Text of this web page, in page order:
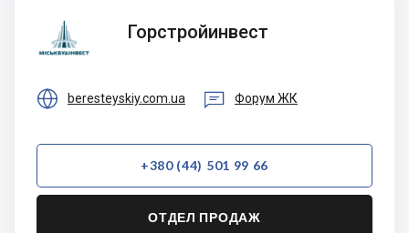
Горстройинвест
Горстройинвест
 beresteyskiy.com.ua  Форум ЖК
+380 (44) 501 99 66
ОТДЕЛ ПРОДАЖ